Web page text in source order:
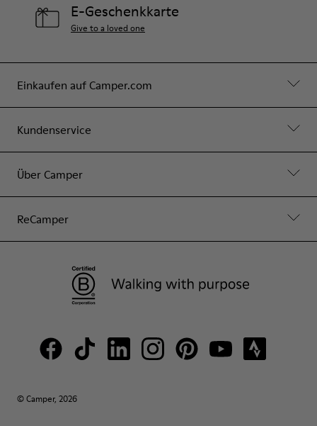
Einkaufen auf Camper.com
Kundenservice
Über Camper
ReCamper
E-Geschenkkarte
Give to a loved one
© Camper, 2026